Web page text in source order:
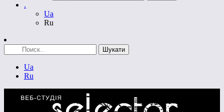
.
Ua
Ru
Ua
Ru